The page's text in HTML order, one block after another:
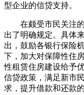
型企业的信贷支持。
在颇受市民关注
出了明确规定。具体
出，鼓励各银行保险
下，加大对保障性住
性租赁住房建设给予
信贷政策，满足新市
求，提升借款和还款